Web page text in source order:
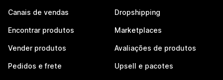
Canais de vendas
Encontrar produtos
Vender produtos
Pedidos e frete
Dropshipping
Marketplaces
Avaliações de produtos
Upsell e pacotes